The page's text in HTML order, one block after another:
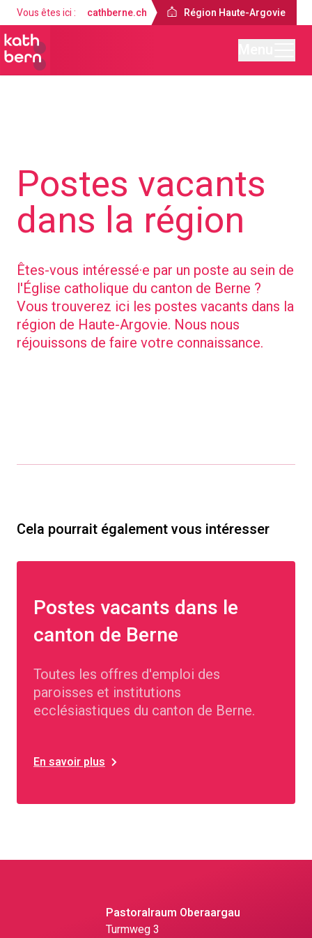
Vous êtes ici : cathberne.ch Région Haute-Argovie
Postes vacants
dans la région
Êtes-vous intéressé·e par un poste au sein de
l'Église catholique du canton de Berne ?
Vous trouverez ici les postes vacants dans la
région de Haute-Argovie. Nous nous
réjouissons de faire votre connaissance.
Cela pourrait également vous intéresser
Postes vacants dans le
canton de Berne
Toutes les offres d'emploi des
paroisses et institutions
ecclésiastiques du canton de Berne.
En savoir plus
Pastoralraum Oberaargau
Turmweg 3